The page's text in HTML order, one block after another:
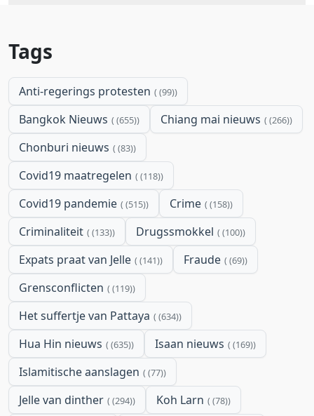
Tags
Anti-regerings protesten (99)
Bangkok Nieuws (655) Chiang mai nieuws (266)
Chonburi nieuws (83)
Covid19 maatregelen (118)
Covid19 pandemie (515) Crime (158)
Criminaliteit (133) Drugssmokkel (100)
Expats praat van Jelle (141) Fraude (69)
Grensconflicten (119)
Het suffertje van Pattaya (634)
Hua Hin nieuws (635) Isaan nieuws (169)
Islamitische aanslagen (77)
Jelle van dinther (294) Koh Larn (78)